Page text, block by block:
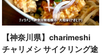
【神奈川県】charimeshi
チャリメシ サイクリング途